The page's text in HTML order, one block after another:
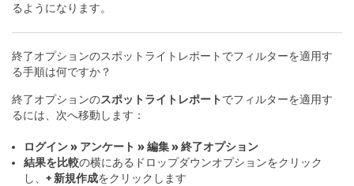
るようになります。
終了オプションのスポットライトレポートでフィルターを適用す
る手順は何ですか？
終了オプションのスポットライトレポート でフィルターを適用す
るには、次へ移動します：
ログイン » アンケート » 編集 » 終了オプション
結果を比較の横にあるドロップダウンオプションをクリック
し、 + 新規作成をクリックします